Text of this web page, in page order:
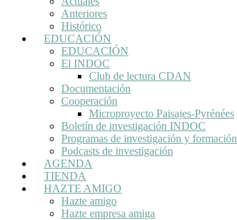
Anteriores
Histórico
EDUCACIÓN
EDUCACIÓN
El INDOC
Club de lectura CDAN
Documentación
Cooperación
Microproyecto Paisajes-Pyrénées
Boletín de investigación INDOC
Programas de investigación y formación
Podcasts de investigación
AGENDA
TIENDA
HAZTE AMIGO
Hazte amigo
Hazte empresa amiga